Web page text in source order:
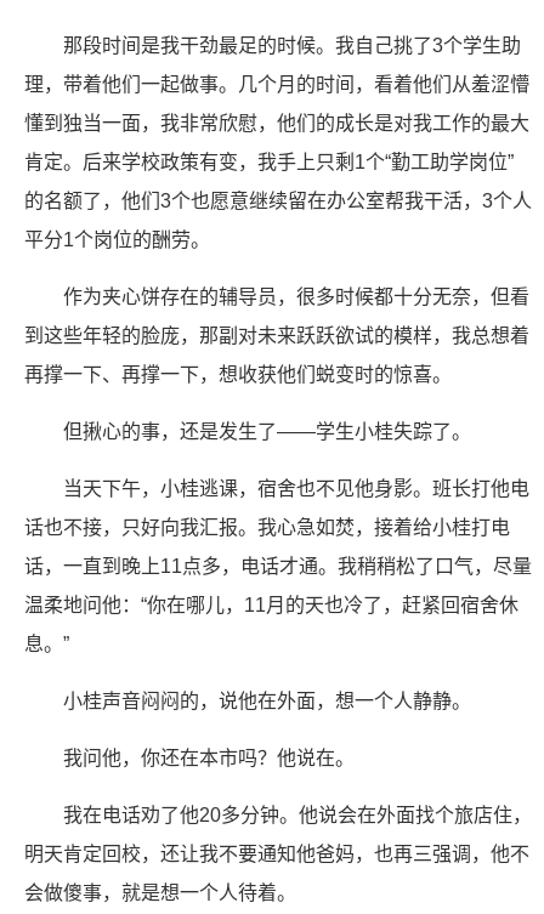
那段时间是我干劲最足的时候。我自己挑了3个学生助
理，带着他们一起做事。几个月的时间，看着他们从羞涩懵
懂到独当一面，我非常欣慰，他们的成长是对我工作的最大
肯定。后来学校政策有变，我手上只剩1个“勤工助学岗位”
的名额了，他们3个也愿意继续留在办公室帮我干活，3个人
平分1个岗位的酬劳。
作为夹心饼存在的辅导员，很多时候都十分无奈，但看
到这些年轻的脸庞，那副对未来跃跃欲试的模样，我总想着
再撑一下、再撑一下，想收获他们蜕变时的惊喜。
但揪心的事，还是发生了——学生小桂失踪了。
当天下午，小桂逃课，宿舍也不见他身影。班长打他电
话也不接，只好向我汇报。我心急如焚，接着给小桂打电
话，一直到晚上11点多，电话才通。我稍稍松了口气，尽量
温柔地问他：“你在哪儿，11月的天也冷了，赶紧回宿舍休
息。”
小桂声音闷闷的，说他在外面，想一个人静静。
我问他，你还在本市吗？他说在。
我在电话劝了他20多分钟。他说会在外面找个旅店住，
明天肯定回校，还让我不要通知他爸妈，也再三强调，他不
会做傻事，就是想一个人待着。